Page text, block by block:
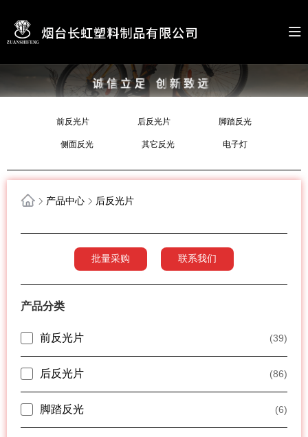
前反光片 后反光片 脚踏反光
侧面反光 其它反光 电子灯
产品中心 后反光片
批量采购 联系我们
产品分类
前反光片 (39)
后反光片 (86)
脚踏反光 (6)